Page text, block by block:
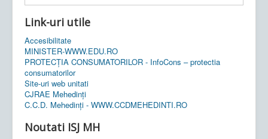
Link-uri utile
Accesibilitate
MINISTER-WWW.EDU.RO
PROTECȚIA CONSUMATORILOR - InfoCons – protectia
consumatorilor
Site-uri web unitati
CJRAE Mehedinți
C.C.D. Mehedinţi - WWW.CCDMEHEDINTI.RO
Noutati ISJ MH